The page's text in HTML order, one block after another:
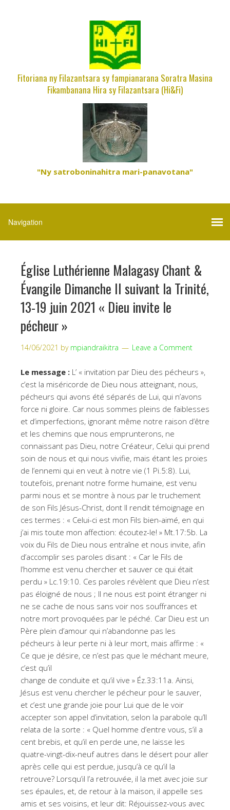
Fitoriana ny Filazantsara sy fampianarana Soratra Masina
Fikambanana Hira sy Filazantsara (Hi&Fi)
"Ny satroboninahitra mari-panavotana"
Église Luthérienne Malagasy Chant &
Évangile Dimanche II suivant la Trinité,
13-19 juin 2021 « Dieu invite le
pécheur »
14/06/2021 by mpiandraikitra Leave a Comment
Le message : L’ « invitation par Dieu des pécheurs »,
c’est la miséricorde de Dieu nous atteignant, nous,
pécheurs qui avons été séparés de Lui, qui n’avons
force ni gloire. Car nous sommes pleins de faiblesses
et d’imperfections, ignorant même notre raison d’être
et les chemins que nous emprunterons, ne
connaissant pas Dieu, notre Créateur, Celui qui prend
soin de nous et qui nous vivifie, mais étant les proies
de l’ennemi qui en veut à notre vie (1 Pi.5:8). Lui,
toutefois, prenant notre forme humaine, est venu
parmi nous et se montre à nous par le truchement
de son Fils Jésus-Christ, dont Il rendit témoignage en
ces termes : « Celui-ci est mon Fils bien-aimé, en qui
j’ai mis toute mon affection: écoutez-le! » Mt.17:5b. La
voix du Fils de Dieu nous entraîne et nous invite, afin
d’accomplir ses paroles disant : « Car le Fils de
l’homme est venu chercher et sauver ce qui était
perdu » Lc.19:10. Ces paroles révèlent que Dieu n’est
pas éloigné de nous ; Il ne nous est point étranger ni
ne se cache de nous sans voir nos souffrances et
notre mort provoquées par le péché. Car Dieu est un
Père plein d’amour qui n’abandonne pas les
pécheurs à leur perte ni à leur mort, mais affirme : «
Ce que je désire, ce n’est pas que le méchant meure,
c’est qu’il
change de conduite et qu’il vive » Éz.33:11a. Ainsi,
Jésus est venu chercher le pécheur pour le sauver,
et c’est une grande joie pour Lui que de le voir
accepter son appel d’invitation, selon la parabole qu’Il
relata de la sorte : « Quel homme d’entre vous, s’il a
cent brebis, et qu’il en perde une, ne laisse les
quatre-vingt-dix-neuf autres dans le désert pour aller
après celle qui est perdue, jusqu’à ce qu’il la
retrouve? Lorsqu’il l’a retrouvée, il la met avec joie sur
ses épaules, et, de retour à la maison, il appelle ses
amis et ses voisins, et leur dit: Réjouissez-vous avec